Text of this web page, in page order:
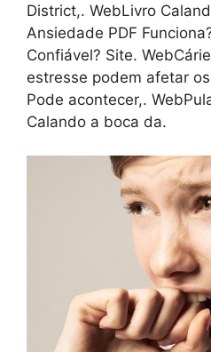
District,. WebLivro
Ansiedade PDF
Confiável? Site.
estresse podem afetar
Pode acontecer,.
Calando a boca da.